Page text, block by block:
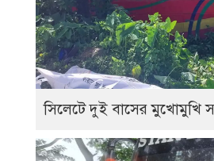
সিলেটে দুই বাসের মুখোমুখি